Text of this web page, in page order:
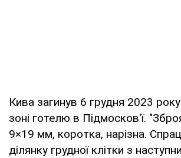
Кива загинув 6 грудня 2023
зоні готелю в Підмосков'ї.
9×19 мм, коротка, нарізна.
ділянку грудної клітки з